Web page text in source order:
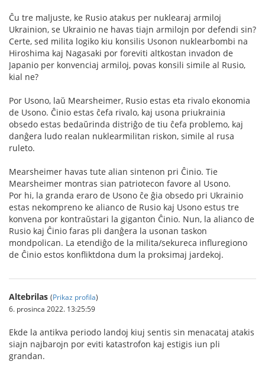
Ĉu tre maljuste, ke Rusio atakus per nuklearaj armiloj
Ukrainion, se Ukrainio ne havas tiajn armilojn por defendi sin?
Certe, sed milita logiko kiu konsilis Usonon nuklearbombi na
Hiroshima kaj Nagasaki por foreviti altkostan invadon de
Japanio per konvenciaj armiloj, povas konsili simile al Rusio,
kial ne?
Por Usono, laŭ Mearsheimer, Rusio estas eta rivalo ekonomia
de Usono. Ĉinio estas ĉefa rivalo, kaj usona priukrainia
obsedo estas bedaŭrinda distriĝo de tiu ĉefa problemo, kaj
danĝera ludo realan nuklearmilitan riskon, simile al rusa
ruleto.
Mearsheimer havas tute alian sintenon pri Ĉinio. Tie
Mearsheimer montras sian patriotecon favore al Usono.
Por hi, la granda eraro de Usono ĉe ĝia obsedo pri Ukrainio
estas nekompreno ke alianco de Rusio kaj Usono estus tre
konvena por kontraŭstari la giganton Ĉinio. Nun, la alianco de
Rusio kaj Ĉinio faras pli danĝera la usonan taskon
mondpolican. La etendiĝo de la milita/sekureca influregiono
de Ĉinio estos konfliktdona dum la proksimaj jardekoj.
Altebrilas (Prikaz profila)
6. prosinca 2022. 13:25:59
Ekde la antikva periodo landoj kiuj sentis sin menacataj atakis
siajn najbarojn por eviti katastrofon kaj estigis iun pli
grandan.